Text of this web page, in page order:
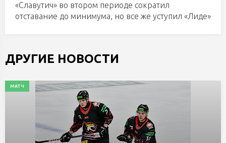
«Славутич» во втором периоде сократил
отставание до минимума, но все же уступил «Лиде»
ДРУГИЕ НОВОСТИ
МАТЧ